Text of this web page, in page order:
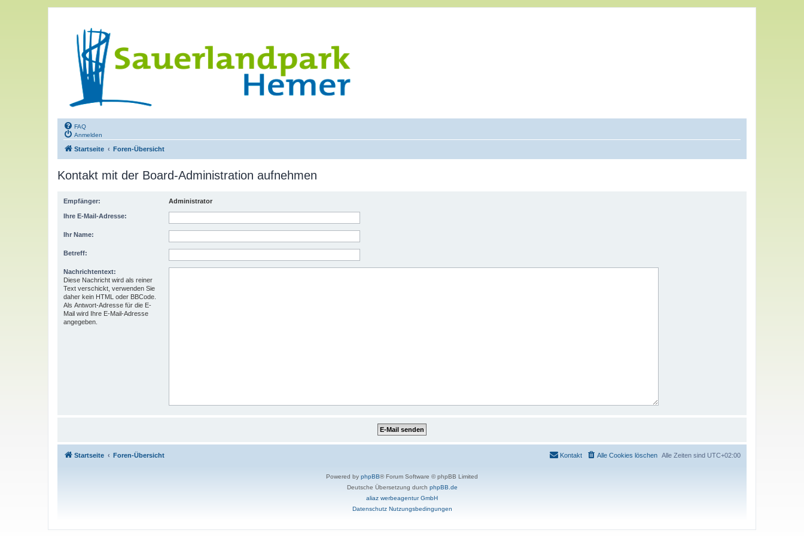
FAQ
Anmelden
Startseite Foren-Übersicht
Kontakt mit der Board-Administration aufnehmen
Empfänger: Administrator
Ihre E-Mail-Adresse:
Ihr Name:
Betreff:
Nachrichtentext:
Diese Nachricht wird als reiner
Text verschickt, verwenden Sie
daher kein HTML oder BBCode.
Als Antwort-Adresse für die E-
Mail wird Ihre E-Mail-Adresse
angegeben.
Startseite Foren-Übersicht Alle Zeiten sind UTC+02:00
Alle Cookies löschen
Kontakt
Powered by phpBB® Forum Software © phpBB Limited
Deutsche Übersetzung durch phpBB.de
aliaz werbeagentur GmbH
Datenschutz Nutzungsbedingungen